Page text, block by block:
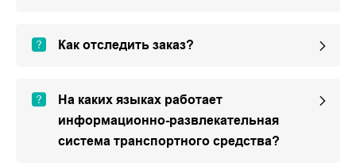
Как отследить заказ?
На каких языках работает
информационно-развлекательная
система транспортного средства?